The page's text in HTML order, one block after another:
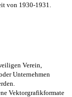
von 1930-1931.
Verein,
Unternehmen
Vektorgrafikformate